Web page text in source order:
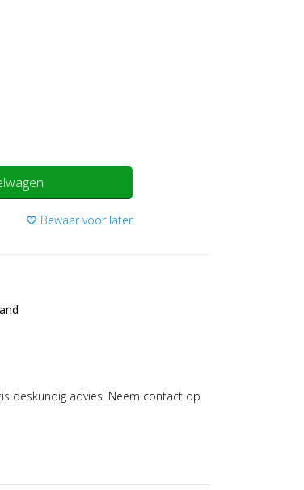
favorite_border Bewaar voor later
deskundig advies. Neem contact op